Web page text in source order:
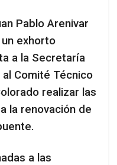
Pablo Arenivar
exhorto
a la Secretaría
Comité Técnico
realizar las
la renovación de
a las